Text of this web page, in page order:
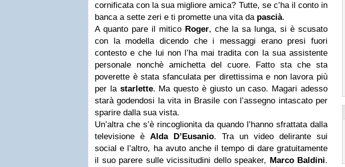
cornificata con la sua migliore amica? Tutte, se c’ha il conto in
banca a sette zeri e ti promette una vita da pascià.
A quanto pare il mitico Roger, che la sa lunga, si è scusato
con la modella dicendo che i messaggi erano presi fuori
contesto e che lui non l’ha mai tradita con la sua assistente
personale nonchè amichetta del cuore. Fatto sta che sta
poverette è stata sfanculata per direttissima e non lavora più
per la starlette. Ma questo è giusto un caso. Magari adesso
starà godendosi la vita in Brasile con l’assegno intascato per
sparire dalla sua vista.
Un’altra che s’è rincoglionita da quando l’hanno sfrattata dalla
televisione è Alda D’Eusanio. Tra un video delirante sui
social e l’altro, ha avuto anche il tempo di dare gratuitamente
il suo parere sulle vicissitudini dello speaker, Marco Baldini.